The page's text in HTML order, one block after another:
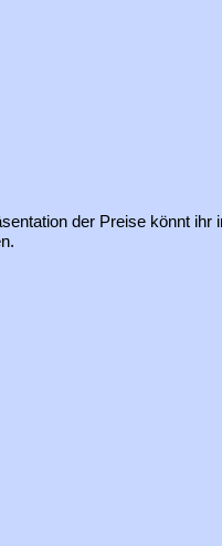
der Preise könnt ihr